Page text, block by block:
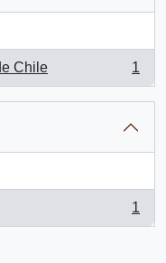
Chile 1
1